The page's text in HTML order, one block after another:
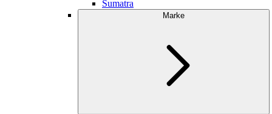
Sumatra
Marke